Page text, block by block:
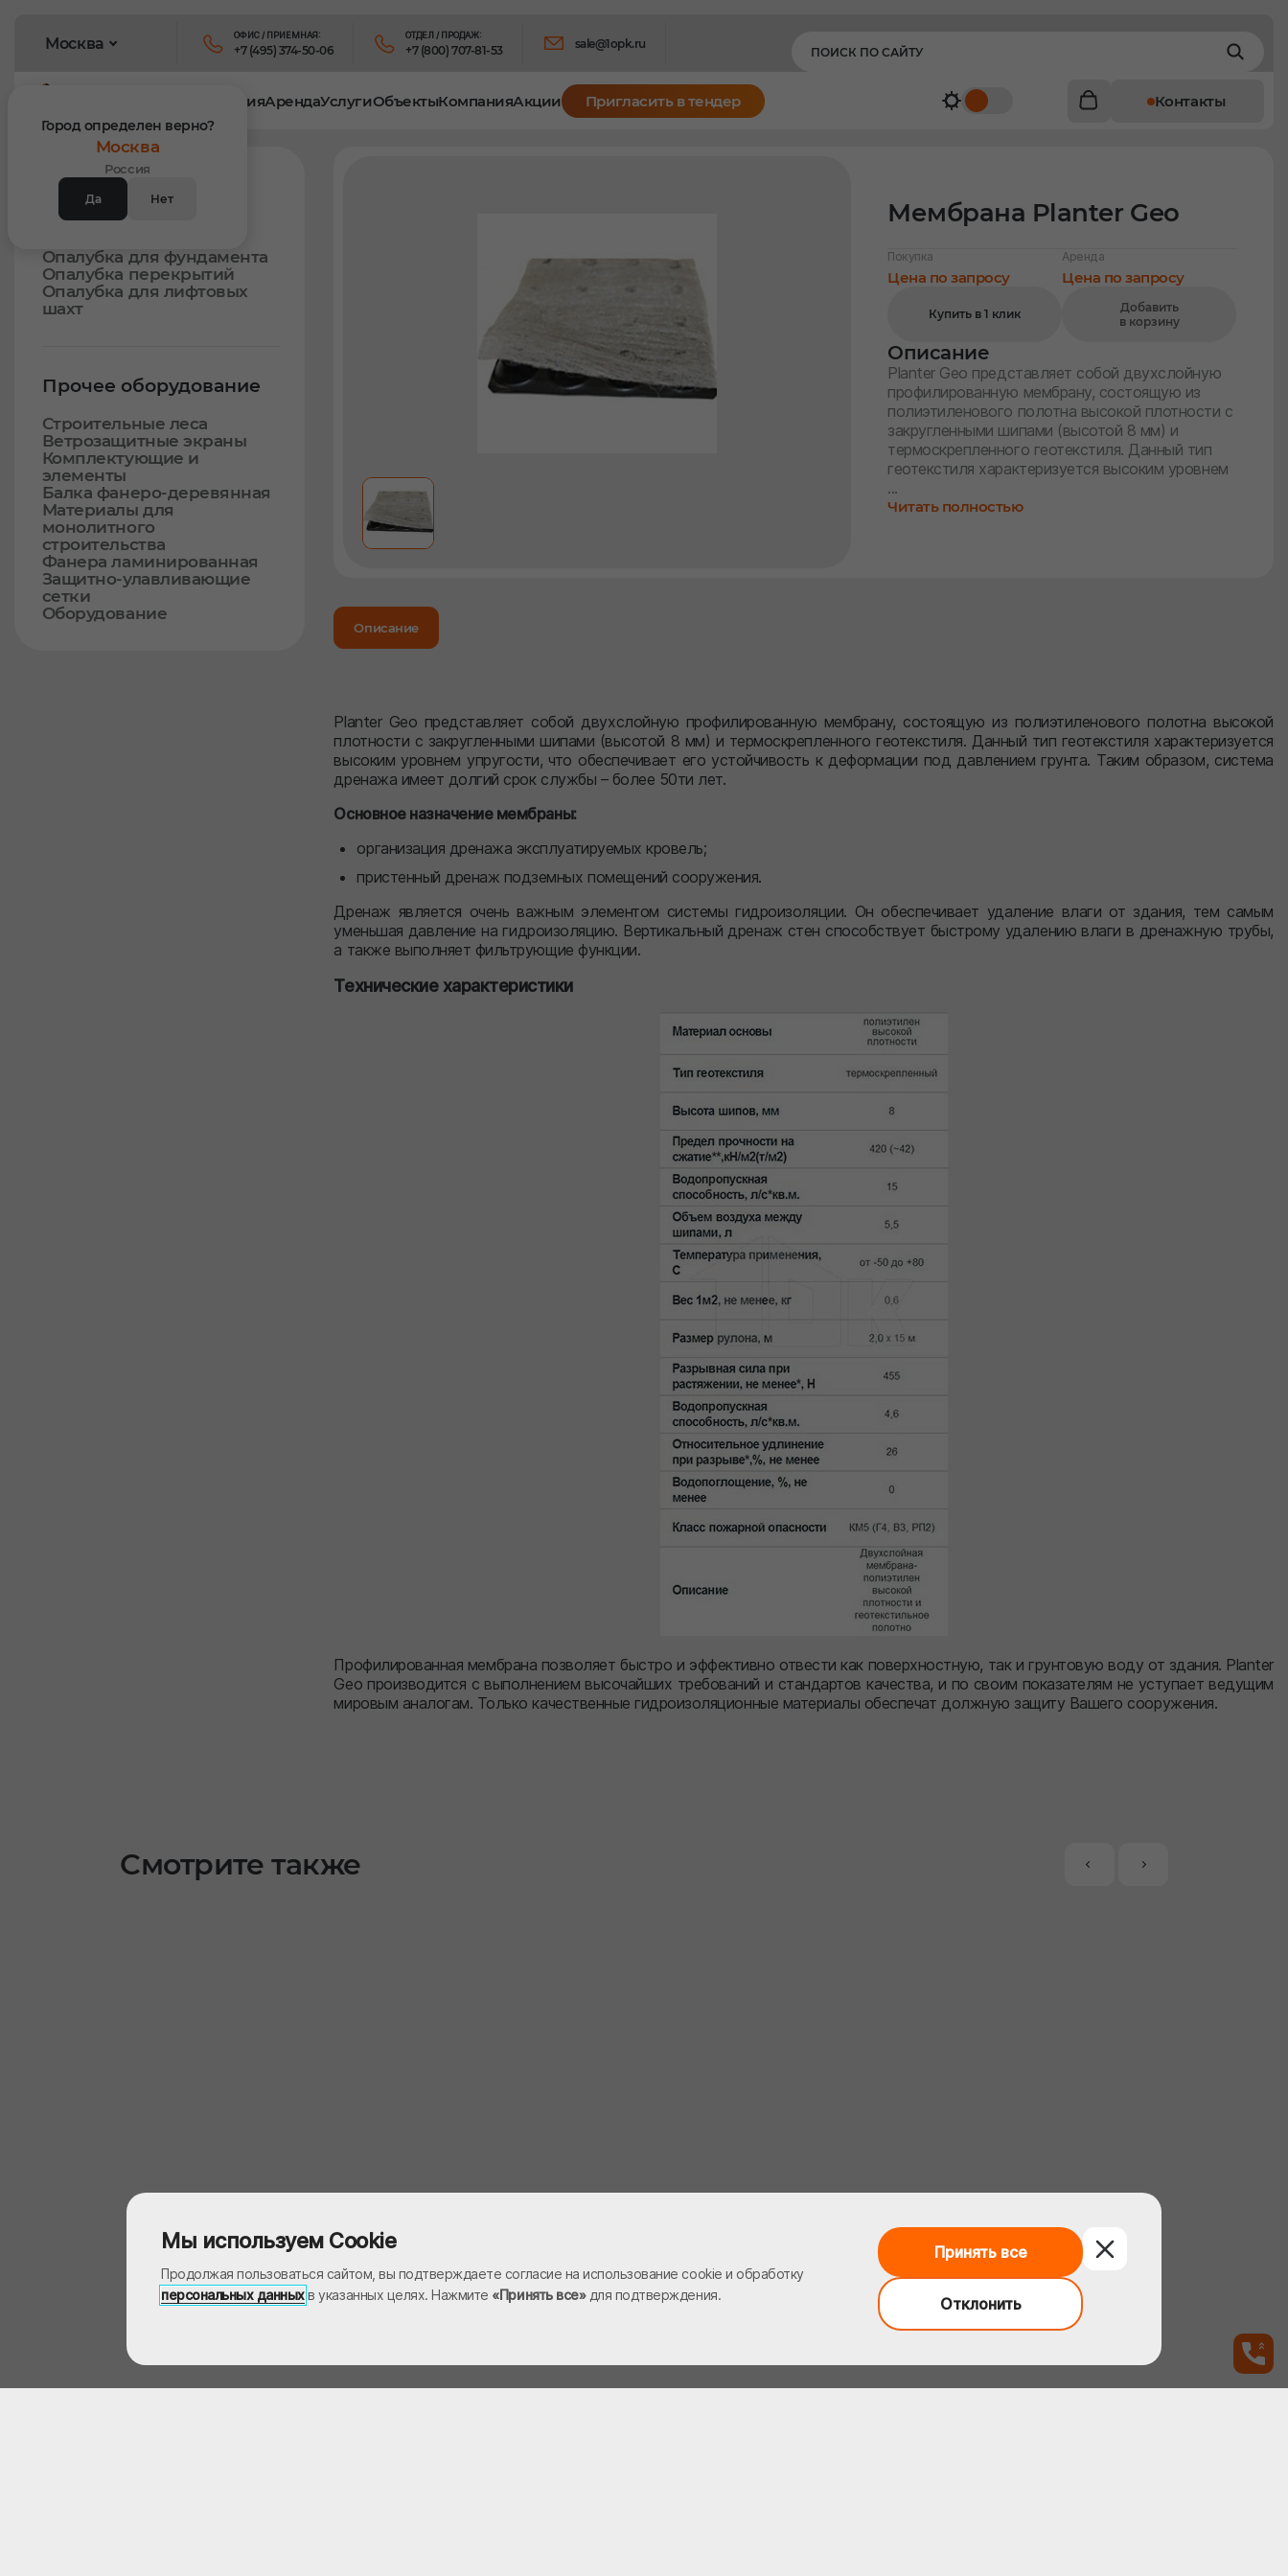
ОФИС / ПРИЕМНАЯ:
+7 (495) 374-50-06
ОТДЕЛ / ПРОДАЖ:
+7 (800) 707-81-53 sale@1opk.ru
Москва
Город определен верно?
Москва
Россия
Да Нет
ПродукцияАрендаУслугиОбъектыКомпанияАкции Пригласить в тендер Контакты
Материалы для монолитного строительства Гидроизоляционные материалы Мембраны Planter Мембрана Planter Geo
Опалубка
Опалубка стен
Опалубка для фундамента
Опалубка перекрытий
Опалубка для лифтовых
шахт
Прочее оборудование
Строительные леса
Ветрозащитные экраны
Комплектующие и
элементы
Балка фанеро-деревянная
Материалы для
монолитного
строительства
Фанера ламинированная
Защитно-улавливающие
сетки
Оборудование
Мембрана Planter Geo
Покупка
Цена по запросу
Аренда
Цена по запросу
Купить в 1 клик
Добавить
в корзину
Описание
Planter Geo представляет собой двухслойную
профилированную мембрану, состоящую из
полиэтиленового полотна высокой плотности с
закругленными шипами (высотой 8 мм) и
термоскрепленного геотекстиля. Данный тип
геотекстиля характеризуется высоким уровнем
...
Читать полностью
Описание
Planter Geo представляет собой двухслойную профилированную мембрану, состоящую из полиэтиленового полотна высокой
плотности с закругленными шипами (высотой 8 мм) и термоскрепленного геотекстиля. Данный тип геотекстиля характеризуется
высоким уровнем упругости, что обеспечивает его устойчивость к деформации под давлением грунта. Таким образом, система
дренажа имеет долгий срок службы – более 50ти лет.
Основное назначение мембраны:
организация дренажа эксплуатируемых кровель;
пристенный дренаж подземных помещений сооружения.
Дренаж является очень важным элементом системы гидроизоляции. Он обеспечивает удаление влаги от здания, тем самым
уменьшая давление на гидроизоляцию. Вертикальный дренаж стен способствует быстрому удалению влаги в дренажную трубы,
а также выполняет фильтрующие функции.
Технические характеристики
Профилированная мембрана позволяет быстро и эффективно отвести как поверхностную, так и грунтовую воду от здания. Planter
Geo производится с выполнением высочайших требований и стандартов качества, и по своим показателям не уступает ведущим
мировым аналогам. Только качественные гидроизоляционные материалы обеспечат должную защиту Вашего сооружения.
Смотрите также
Мы используем Cookie
Продолжая пользоваться сайтом, вы подтверждаете согласие на использование cookie и обработку
персональных данныхв указанных целях. Нажмите «Принять все»для подтверждения.
Принять все
Отклонить